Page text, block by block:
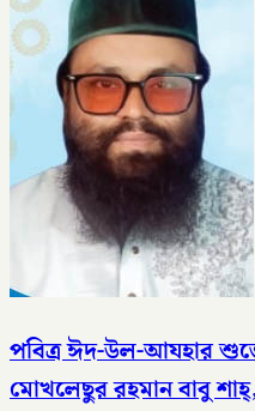
পবিত্র ঈদ-উল-আযহার
মোখলেছুর রহমান বাবু